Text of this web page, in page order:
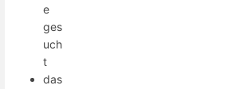
e
ges
uch
t
das